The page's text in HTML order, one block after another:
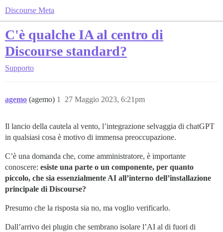
Discourse Meta
C'è qualche IA al centro di
Discourse standard?
Supporto
agemo (agemo) 27 Maggio 2023, 6:21pm
1
Il lancio della cautela al vento, l’integrazione selvaggia di chatGPT
in qualsiasi cosa è motivo di immensa preoccupazione.
C’è una domanda che, come amministratore, è importante
conoscere: esiste una parte o un componente, per quanto
piccolo, che sia essenzialmente AI all’interno dell’installazione
principale di Discourse?
Presumo che la risposta sia no, ma voglio verificarlo.
Dall’arrivo dei plugin che sembrano isolare l’AI al di fuori di